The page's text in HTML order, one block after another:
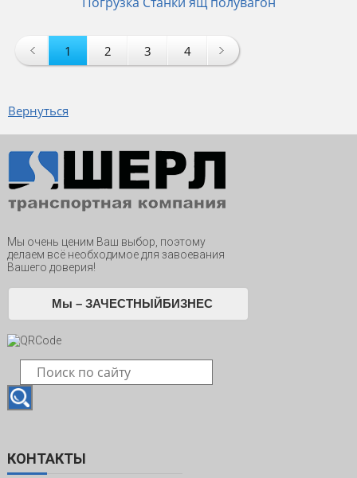
1 2 3 4
Вернуться
Мы очень ценим Ваш выбор, поэтому
делаем всё необходимое для завоевания
Вашего доверия!
Мы – ЗАЧЕСТНЫЙБИЗНЕС
КОНТАКТЫ